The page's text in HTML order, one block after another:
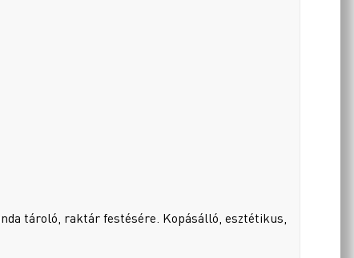
tároló, raktár festésére. Kopásálló, esztétikus,